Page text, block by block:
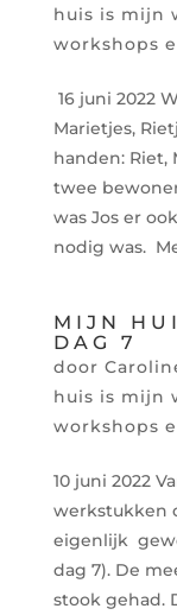
huis is mijn
workshops
16 juni 2022
Marietjes,
handen: Riet,
twee
was Jos er
nodig was.
MIJN
DAG 7
door
huis is mijn
workshops
10 juni 2022
werkstukken
eigenlijk
dag 7). De
stook gehad.